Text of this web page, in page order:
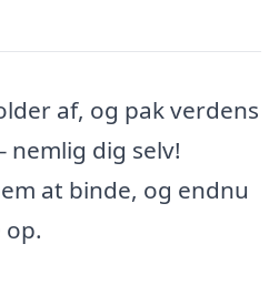
af, og pak verdens
nemlig dig selv!
at binde, og endnu